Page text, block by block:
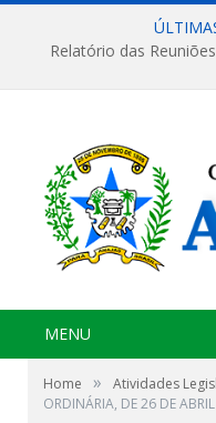
Relatório das
MENU
Home » Atividades
ORDINÁRIA, DE 26 DE